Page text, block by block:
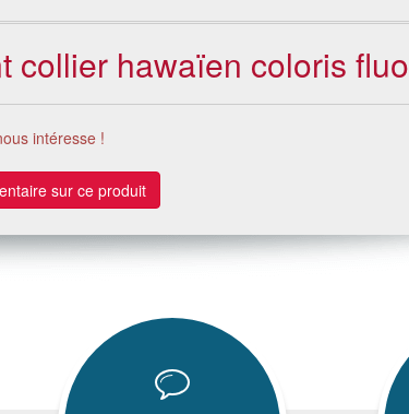
collier hawaïen coloris fluo
intéresse !
sur ce produit